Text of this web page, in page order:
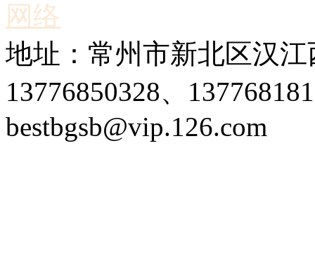
网络
地址：常州市新北区汉
13776850328、
bestbgsb@vip.126.com